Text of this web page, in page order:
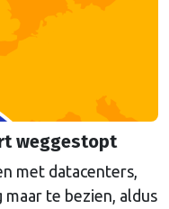
weggestopt
met datacenters,
te bezien, aldus